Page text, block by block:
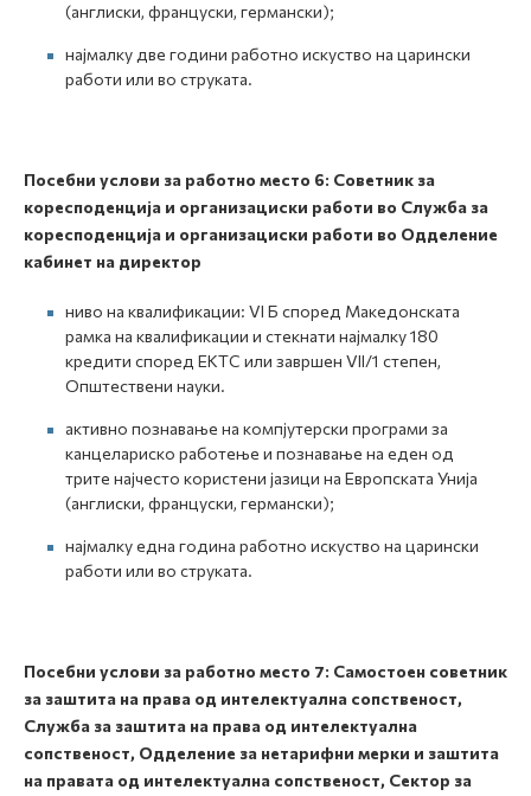
(англиски, француски, германски);
најмалку две години работно искуство на царински
работи или во струката.
Посебни услови за работно место 6: Советник за
коресподенција и организациски работи во Служба за
коресподенција и организациски работи во Одделение
кабинет на директор
ниво на квалификации: VI Б според Македонската
рамка на квалификации и стекнати најмалку 180
кредити според ЕКТС или завршен VII/1 степен,
Општествени науки.
активно познавање на компјутерски програми за
канцелариско работење и познавање на еден од
трите најчесто користени јазици на Европската Унија
(англиски, француски, германски);
најмалку една година работно искуство на царински
работи или во струката.
Посебни услови за работно место 7: Самостоен советник
за заштита на права од интелектуална сопственост,
Служба за заштита на права од интелектуална
сопственост, Одделение за нетарифни мерки и заштита
на правата од интелектуална сопственост, Сектор за